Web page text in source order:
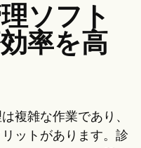
ソフト
率を高
複雑な作業であり、
ットがあります。診